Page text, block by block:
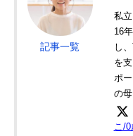
記事一覧
私
16
し
を
ポ
の
こ/